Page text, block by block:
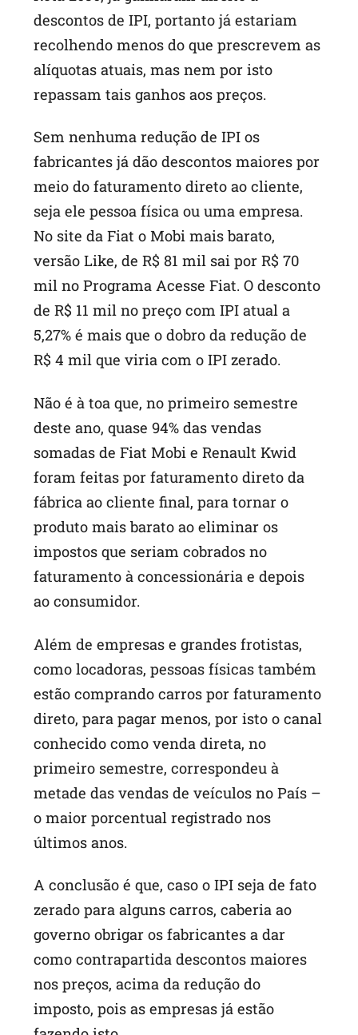
descontos de IPI, portanto já estariam
recolhendo menos do que prescrevem as
alíquotas atuais, mas nem por isto
repassam tais ganhos aos preços.
Sem nenhuma redução de IPI os
fabricantes já dão descontos maiores por
meio do faturamento direto ao cliente,
seja ele pessoa física ou uma empresa.
No site da Fiat o Mobi mais barato,
versão Like, de R$ 81 mil sai por R$ 70
mil no Programa Acesse Fiat. O desconto
de R$ 11 mil no preço com IPI atual a
5,27% é mais que o dobro da redução de
R$ 4 mil que viria com o IPI zerado.
Não é à toa que, no primeiro semestre
deste ano, quase 94% das vendas
somadas de Fiat Mobi e Renault Kwid
foram feitas por faturamento direto da
fábrica ao cliente final, para tornar o
produto mais barato ao eliminar os
impostos que seriam cobrados no
faturamento à concessionária e depois
ao consumidor.
Além de empresas e grandes frotistas,
como locadoras, pessoas físicas também
estão comprando carros por faturamento
direto, para pagar menos, por isto o canal
conhecido como venda direta, no
primeiro semestre, correspondeu à
metade das vendas de veículos no País –
o maior porcentual registrado nos
últimos anos.
A conclusão é que, caso o IPI seja de fato
zerado para alguns carros, caberia ao
governo obrigar os fabricantes a dar
como contrapartida descontos maiores
nos preços, acima da redução do
imposto, pois as empresas já estão